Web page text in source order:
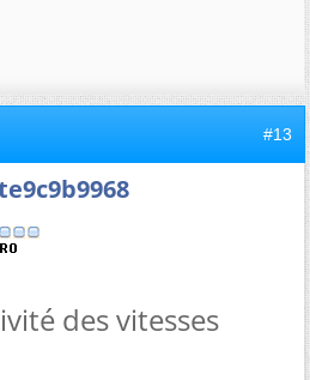
#13
des vitesses